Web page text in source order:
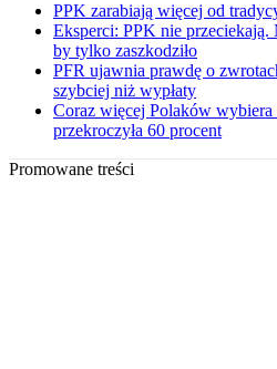
PPK zarabiają więcej od
Eksperci: PPK nie przeciekają.
by tylko zaszkodziło
PFR ujawnia prawdę o
szybciej niż wypłaty
Coraz więcej Polaków wybiera
przekroczyła 60 procent
Promowane treści